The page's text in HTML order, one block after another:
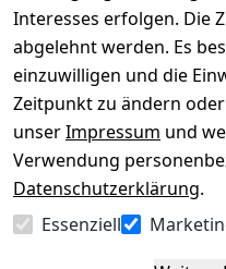
Interesses erfolgen. Die
abgelehnt werden. Es
einzuwilligen und die
Zeitpunkt zu ändern
unserImpressum und
Verwendung
Datenschutzerklärung.
Essenziell
Barrierefreihe
itserklärung
Widerrufsrec
ht
Pflege &
Hilfe
Vertrag
widerrufen